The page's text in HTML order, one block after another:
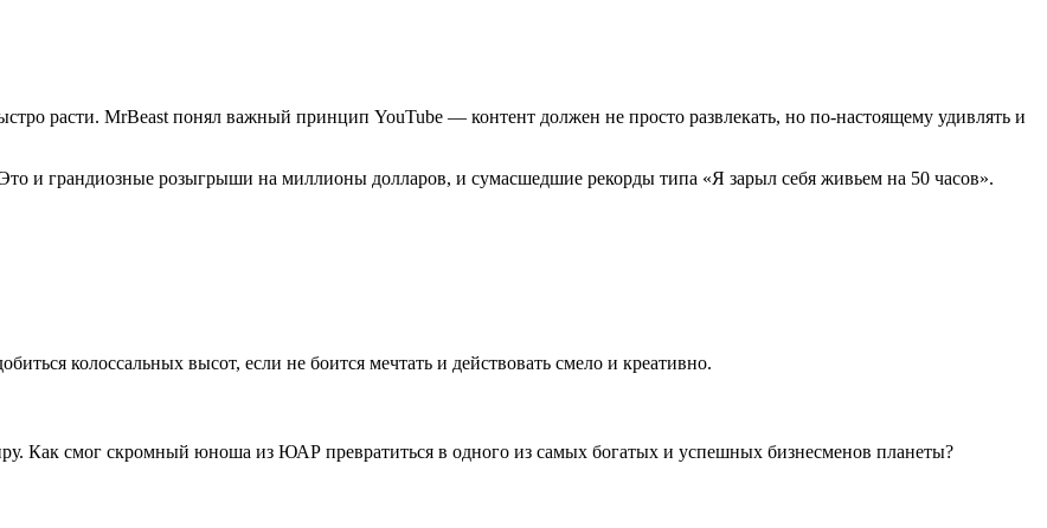
расти. MrBeast понял важный принцип YouTube — контент должен не просто развлекать, но по-настоящему удивлять и
и грандиозные розыгрыши на миллионы долларов, и сумасшедшие рекорды типа «Я зарыл себя живьем на 50 часов».
колоссальных высот, если не боится мечтать и действовать смело и креативно.
Как смог скромный юноша из ЮАР превратиться в одного из самых богатых и успешных бизнесменов планеты?